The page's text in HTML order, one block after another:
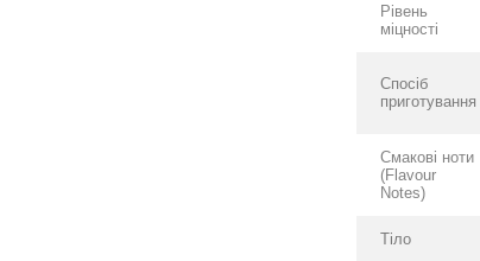
Рівень
міцності
Спосіб
приготування
Смакові ноти
(Flavour
Notes)
Тіло